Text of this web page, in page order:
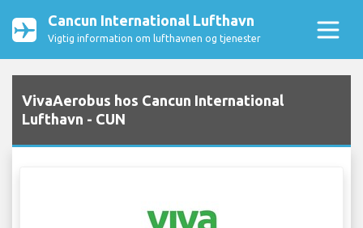
Cancun International Lufthavn
Vigtig information om lufthavnen og tjenester
VivaAerobus hos Cancun International
Lufthavn - CUN